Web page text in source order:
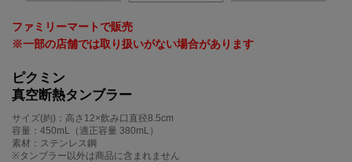
ファミリーマートで販売
※一部の店舗では取り扱いがない場合があります
ピクミン
真空断熱タンブラー
サイズ(約)：高さ12×飲み口直径8.5cm
容量：450mL（適正容量 380mL）
素材：ステンレス鋼
※タンブラー以外は商品に含まれません